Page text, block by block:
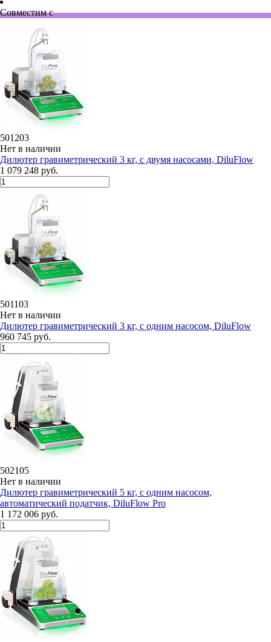
Совместим с
501203
Нет в наличии
Дилютeр гравиметрический 3 кг, с двумя насосами, DiluFlow
1 079 248 руб.
501103
Нет в наличии
Дилютeр гравиметрический 3 кг, с одним насосом, DiluFlow
960 745 руб.
502105
Нет в наличии
Дилютeр гравиметрический 5 кг, с одним насосом,
автоматический податчик, DiluFlow Pro
1 172 006 руб.